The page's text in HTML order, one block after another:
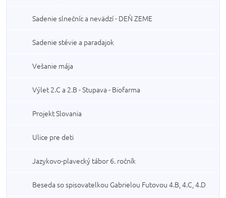
Sadenie slnečníc a nevädzí - DEŇ ZEME
Sadenie stévie a paradajok
Vešanie mája
Výlet 2.C a 2.B - Stupava - Biofarma
Projekt Slovania
Ulice pre deti
Jazykovo-plavecký tábor 6. ročník
Beseda so spisovatelkou Gabrielou Futovou 4.B, 4.C, 4.D